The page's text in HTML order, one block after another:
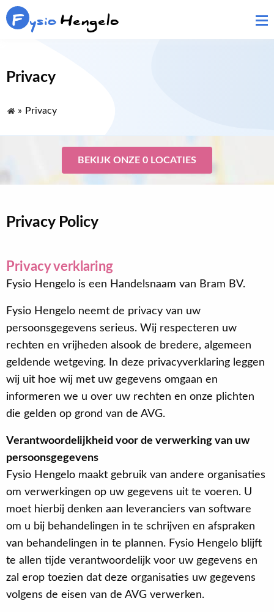
F ysioHengelo
Privacy
» Privacy
BEKIJK ONZE 0 LOCATIES
Privacy Policy
Privacy verklaring
Fysio Hengelo is een Handelsnaam van Bram BV.
Fysio Hengelo neemt de privacy van uw
persoonsgegevens serieus. Wij respecteren uw
rechten en vrijheden alsook de bredere, algemeen
geldende wetgeving. In deze privacyverklaring leggen
wij uit hoe wij met uw gegevens omgaan en
informeren we u over uw rechten en onze plichten
die gelden op grond van de AVG.
Verantwoordelijkheid voor de verwerking van uw
persoonsgegevens
Fysio Hengelo maakt gebruik van andere organisaties
om verwerkingen op uw gegevens uit te voeren. U
moet hierbij denken aan leveranciers van software
om u bij behandelingen in te schrijven en afspraken
van behandelingen in te plannen. Fysio Hengelo blijft
te allen tijde verantwoordelijk voor uw gegevens en
zal erop toezien dat deze organisaties uw gegevens
volgens de eisen van de AVG verwerken.